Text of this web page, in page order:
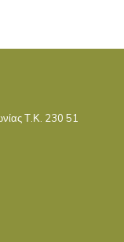
Τ.Κ. 230 51